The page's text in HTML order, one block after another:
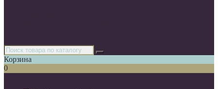
Корзина
0